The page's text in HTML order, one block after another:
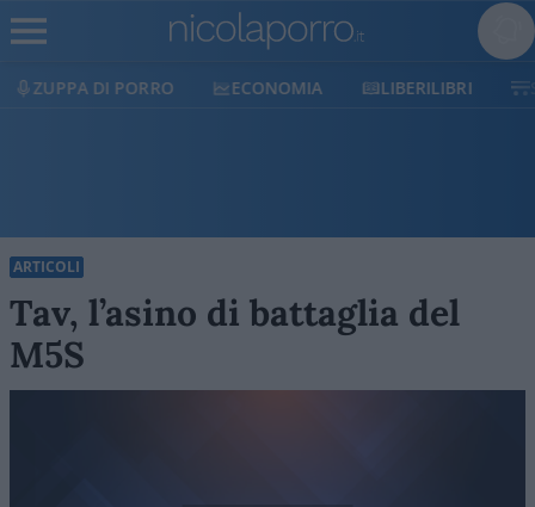
ECONOMIA LIBERILIBRI SHOP SOSTIENICI
ARTICOLI
Tav, l’asino di battaglia del
M5S